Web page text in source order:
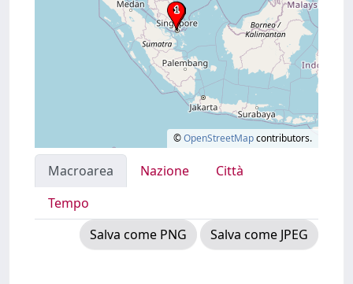
©OpenStreetMapcontributors.
Macroarea Nazione
Città
Tempo
Salva come PNG
Salva come JPEG